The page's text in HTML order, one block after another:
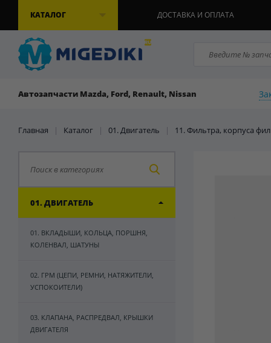
КАТАЛОГ ДОСТАВКА И ОПЛАТА
Автозапчасти Mazda, Ford, Renault, Nissan
Главная | Каталог | 01. Двигатель | 11. Фильтра, корпуса
01. ДВИГАТЕЛЬ
01. ВКЛАДЫШИ, КОЛЬЦА, ПОРШНЯ,
КОЛЕНВАЛ, ШАТУНЫ
02. ГРМ (ЦЕПИ, РЕМНИ, НАТЯЖИТЕЛИ,
УСПОКОИТЕЛИ)
03. КЛАПАНА, РАСПРЕДВАЛ, КРЫШКИ
ДВИГАТЕЛЯ